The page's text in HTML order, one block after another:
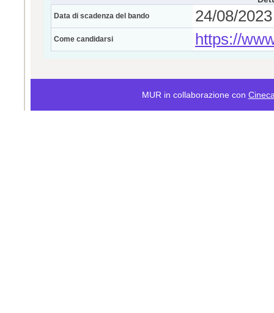
Data di scadenza del bando 24/08/
Come candidarsi https://
MUR in collaborazione con